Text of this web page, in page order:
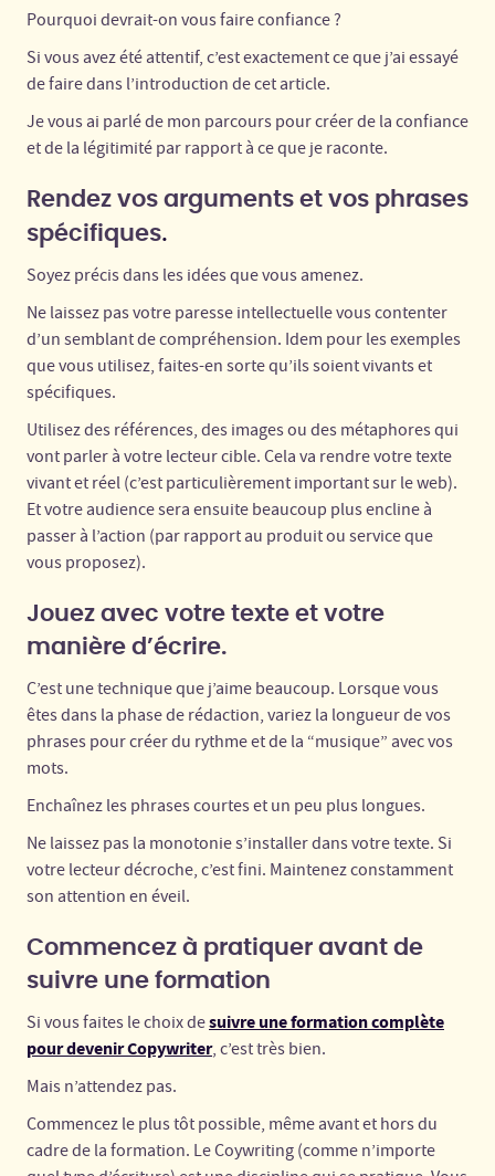
Pourquoi devrait-on vous faire confiance ?
Si vous avez été attentif, c’est exactement ce que j’ai essayé
de faire dans l’introduction de cet article.
Je vous ai parlé de mon parcours pour créer de la confiance
et de la légitimité par rapport à ce que je raconte.
Rendez vos arguments et vos phrases
spécifiques.
Soyez précis dans les idées que vous amenez.
Ne laissez pas votre paresse intellectuelle vous contenter
d’un semblant de compréhension. Idem pour les exemples
que vous utilisez, faites-en sorte qu’ils soient vivants et
spécifiques.
Utilisez des références, des images ou des métaphores qui
vont parler à votre lecteur cible. Cela va rendre votre texte
vivant et réel (c’est particulièrement important sur le web).
Et votre audience sera ensuite beaucoup plus encline à
passer à l’action (par rapport au produit ou service que
vous proposez).
Jouez avec votre texte et votre
manière d’écrire.
C’est une technique que j’aime beaucoup. Lorsque vous
êtes dans la phase de rédaction, variez la longueur de vos
phrases pour créer du rythme et de la “musique” avec vos
mots.
Enchaînez les phrases courtes et un peu plus longues.
Ne laissez pas la monotonie s’installer dans votre texte. Si
votre lecteur décroche, c’est fini. Maintenez constamment
son attention en éveil.
Commencez à pratiquer avant de
suivre une formation
Si vous faites le choix desuivre une formation complète
pour devenir Copywriter, c’est très bien.
Mais n’attendez pas.
Commencez le plus tôt possible, même avant et hors du
cadre de la formation. Le Coywriting (comme n’importe